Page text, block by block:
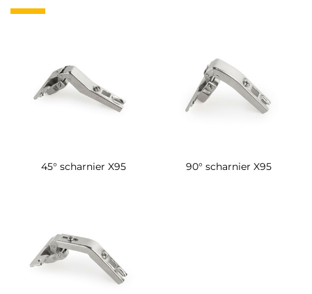
45° scharnier X95 90° scharnier X95